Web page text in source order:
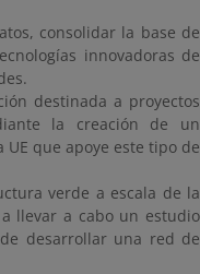
consolidar la base de
innovadoras de
destinada a proyectos
la creación de un
que apoye este tipo de
verde a escala de la
llevar a cabo un estudio
desarrollar una red de